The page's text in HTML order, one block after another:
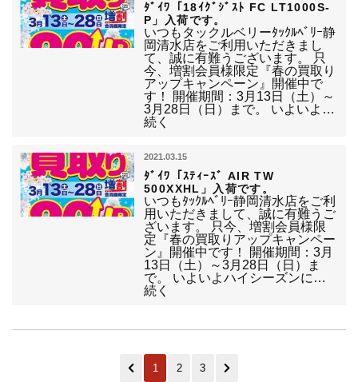
ﾀﾞｲﾜ「18ｲｸﾞｼﾞｽﾄ FC LT1000S-
P」入荷です。
いつもタックルベリーﾀｯｸﾙﾍﾞﾘｰ静
岡清水店をご利用いただきまし
て、誠に有難うございます。 只
今、増割会員様限定『春の買取り
アップキャンペーン』開催中で
す！ 開催期間：3月13日（土）～
3月28日（日）まで。 いよいよ…
続く
2021.03.15
ﾀﾞｲﾜ「ｽﾃｨｰｽﾞ AIR TW
500XXHL」入荷です。
いつもﾀｯｸﾙﾍﾞﾘｰ静岡清水店をご利
用いただきまして、誠に有難うご
ざいます。 只今、増割会員様限
定『春の買取りアップキャンペー
ン』開催中です！ 開催期間：3月
13日（土）～3月28日（日）ま
で。 いよいよハイシーズンに…
続く
1 2 3